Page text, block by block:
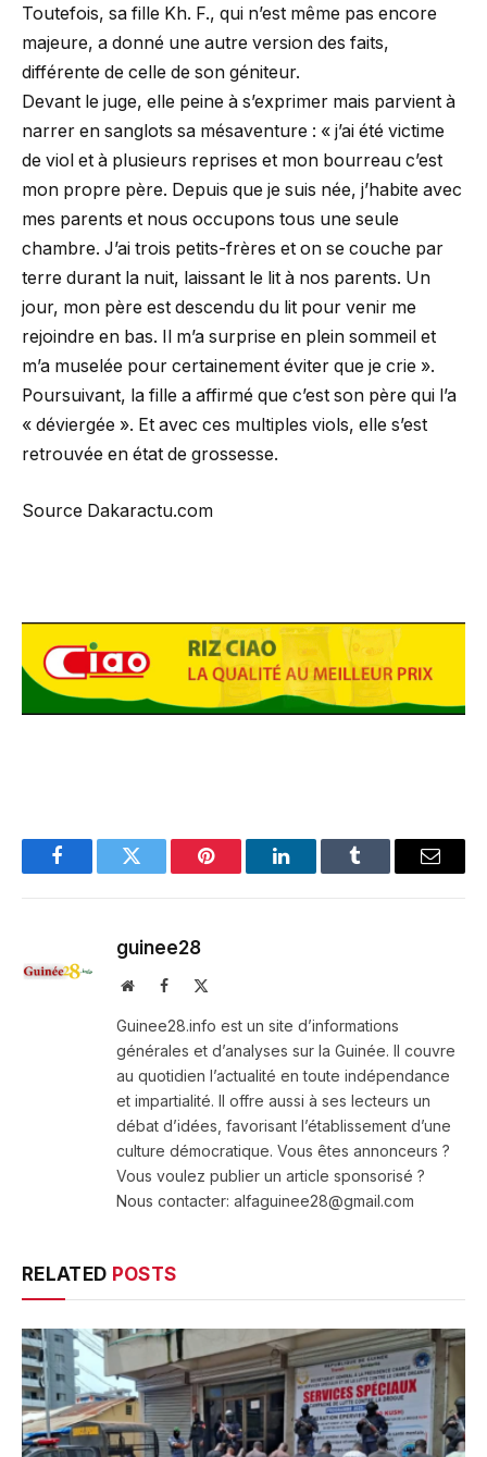
Toutefois, sa fille Kh. F., qui n’est même pas encore
majeure, a donné une autre version des faits,
différente de celle de son géniteur.
Devant le juge, elle peine à s’exprimer mais parvient à
narrer en sanglots sa mésaventure : « j’ai été victime
de viol et à plusieurs reprises et mon bourreau c’est
mon propre père. Depuis que je suis née, j’habite avec
mes parents et nous occupons tous une seule
chambre. J’ai trois petits-frères et on se couche par
terre durant la nuit, laissant le lit à nos parents. Un
jour, mon père est descendu du lit pour venir me
rejoindre en bas. Il m’a surprise en plein sommeil et
m’a muselée pour certainement éviter que je crie ».
Poursuivant, la fille a affirmé que c’est son père qui l’a
« déviergée ». Et avec ces multiples viols, elle s’est
retrouvée en état de grossesse.
Source Dakaractu.com
FacebookTwitter Pinterest LinkedInTumblr Email
guinee28
WebsiteFacebook
Guinee28.info est un site d’informations
générales et d’analyses sur la Guinée. Il couvre
au quotidien l’actualité en toute indépendance
et impartialité. Il offre aussi à ses lecteurs un
débat d’idées, favorisant l’établissement d’une
culture démocratique. Vous êtes annonceurs ?
Vous voulez publier un article sponsorisé ?
Nous contacter: alfaguinee28@gmail.com
RELATED POSTS